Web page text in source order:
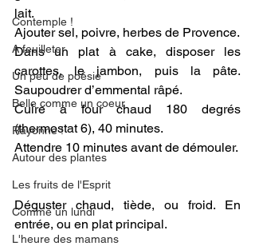
Contemple !
A feuilleter
Un peu de poésie
Belle comme un coeur
Rayonne !
Autour des plantes
Les fruits de l'Esprit
Comme un lundi
L'heure des mamans
lait.
Dans un plat à cake, disposer les
carottes, le jambon, puis la pâte.
Saupoudrer d’emmental râpé.
Cuire à four chaud 180 degrés
(thermostat 6), 40 minutes.
Attendre 10 minutes avant de démouler.
Déguster chaud, tiède, ou froid. En
entrée, ou en plat principal.